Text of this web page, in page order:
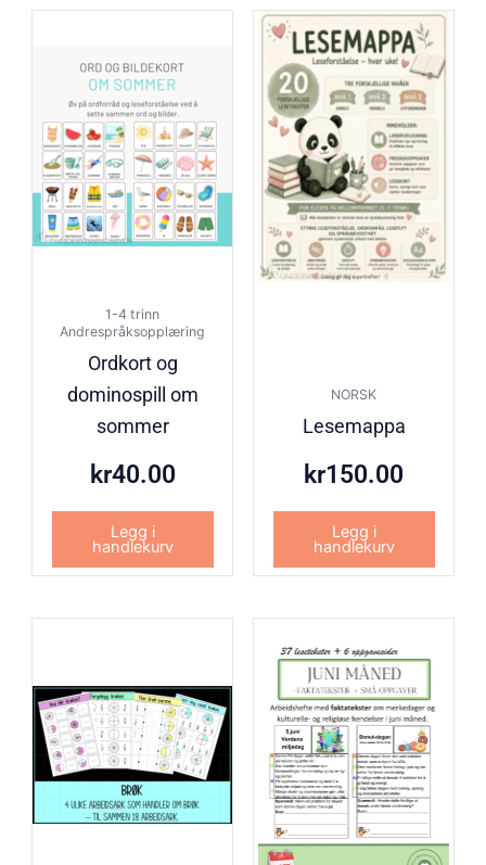
1-4 trinn
Andrespråksopplæring
Ordkort og
dominospill om
sommer
kr40.00
Legg i
handlekurv
NORSK
Lesemappa
kr150.00
Legg i
handlekurv